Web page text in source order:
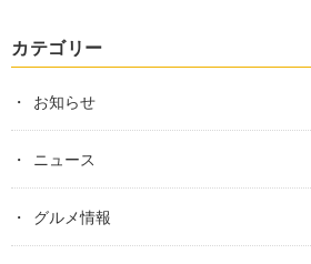
カテゴリー
お知らせ
ニュース
グルメ情報